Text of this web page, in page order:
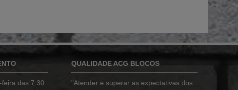
das 7:30
QUALIDADE ACG BLOCOS
"Atender e superar as expectativas dos